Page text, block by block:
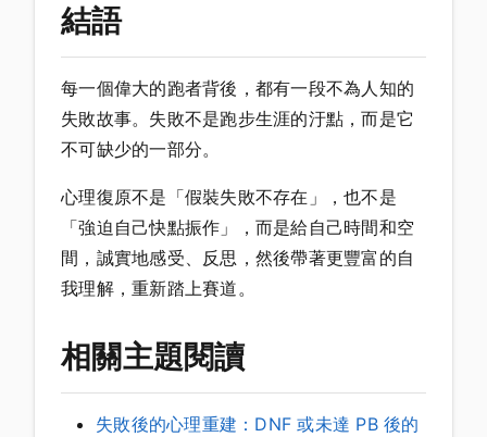
結語
每一個偉大的跑者背後，都有一段不為人知的
失敗故事。失敗不是跑步生涯的汙點，而是它
不可缺少的一部分。
心理復原不是「假裝失敗不存在」，也不是
「強迫自己快點振作」，而是給自己時間和空
間，誠實地感受、反思，然後帶著更豐富的自
我理解，重新踏上賽道。
相關主題閱讀
失敗後的心理重建：DNF 或未達 PB 後的